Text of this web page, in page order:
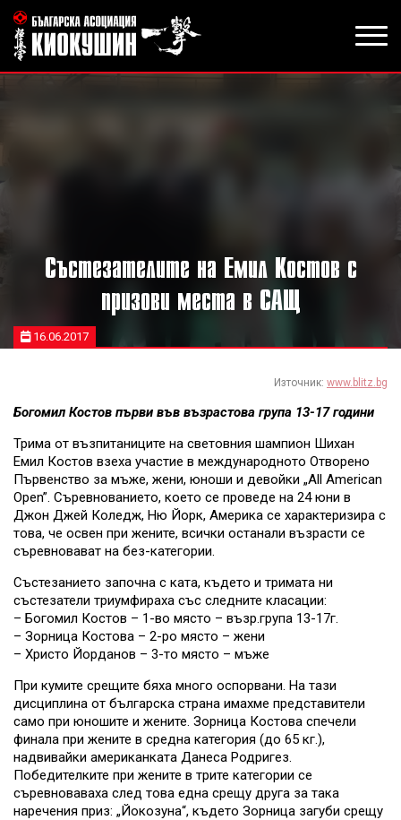
Състезателите на Емил Костов с
призови места в САЩ
16.06.2017
Източник: www.blitz.bg
Богомил Костов първи във възрастова група 13-17 години
Трима от възпитаниците на световния шампион Шихан
Емил Костов взеха участие в международното Отворено
Първенство за мъже, жени, юноши и девойки „All American
Open”. Съревнованието, което се проведе на 24 юни в
Джон Джей Коледж, Ню Йорк, Америка се характеризира с
това, че освен при жените, всички останали възрасти се
съревновават на без-категории.
Състезанието започна с ката, където и тримата ни
състезатели триумфираха със следните класации:
– Богомил Костов – 1-во място – възр.група 13-17г.
– Зорница Костова – 2-ро място – жени
– Христо Йорданов – 3-то място – мъже
При кумите срещите бяха много оспорвани. На тази
дисциплина от българска страна имахме представители
само при юношите и жените. Зорница Костова спечели
финала при жените в средна категория (до 65 кг.),
надвивайки американката Данеса Родригез.
Победителките при жените в трите категории се
съревноваваха след това една срещу друга за така
наречения приз: „Йокозуна“, където Зорница загуби срещу